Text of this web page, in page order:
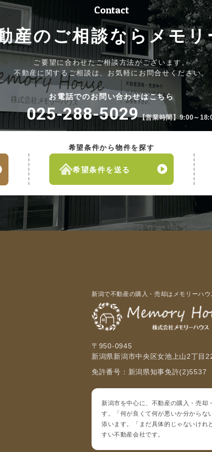
Contact
産のご相談ならメモリ
ご要望に合わせたご相談方法がございます。
不動産に関するご相談は、お気軽にお問合せください。
お電話でのお問い合わせはこちら
025-288-5029【営業時間】9:00～
希望条件から物件を探す
希望条件を送る
新潟で不動産の購入・売却はメモリーハウ
〒950-0945
新潟県新潟市中央区女池上山2丁目
免許番号：新潟県知事免許(2)5537
新潟市を中心に、不動産の購入・売却
す。「何が良くて何が悪いか分からな
添います。「まだ具体的じゃないけ
すい不動産会社です。